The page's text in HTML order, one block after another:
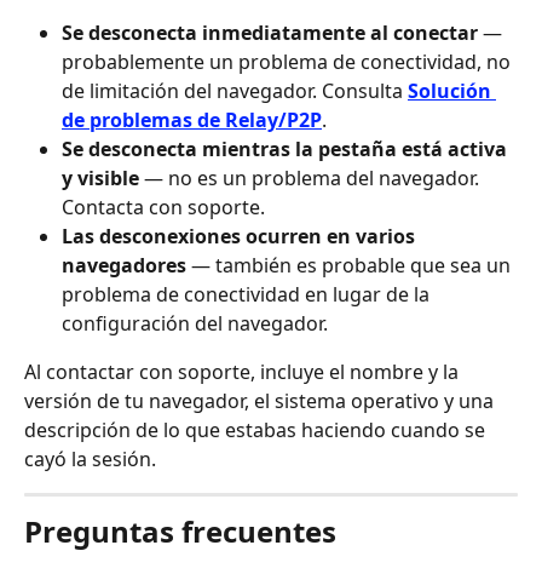
Se desconecta inmediatamente al conectar —
probablemente un problema de conectividad, no
de limitación del navegador. Consulta Solución
de problemas de Relay/P2P.
Se desconecta mientras la pestaña está activa
y visible — no es un problema del navegador.
Contacta con soporte.
Las desconexiones ocurren en varios
navegadores — también es probable que sea un
problema de conectividad en lugar de la
configuración del navegador.
Al contactar con soporte, incluye el nombre y la
versión de tu navegador, el sistema operativo y una
descripción de lo que estabas haciendo cuando se
cayó la sesión.
Preguntas frecuentes